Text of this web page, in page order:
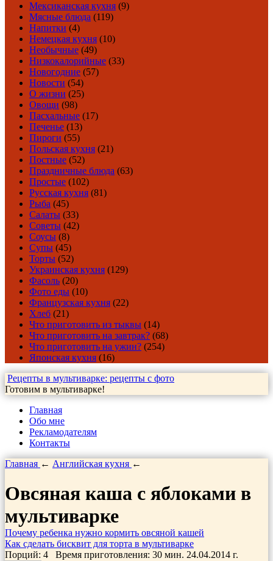
Мексиканская кухня (9)
Мясные блюда (119)
Напитки (4)
Немецкая кухня (10)
Необычные (49)
Низкокалорийные (33)
Новогодние (57)
Новости (54)
О жизни (25)
Овощи (98)
Пасхальные (17)
Печенье (13)
Пироги (55)
Польская кухня (21)
Постные (52)
Праздничные блюда (63)
Простые (102)
Русская кухня (81)
Рыба (45)
Салаты (33)
Советы (42)
Соусы (8)
Супы (45)
Торты (52)
Украинская кухня (129)
Фасоль (20)
Фото еды (10)
Французская кухня (22)
Хлеб (21)
Что приготовить из тыквы (14)
Что приготовить на завтрак? (68)
Что приготовить на ужин? (254)
Японская кухня (16)
Рецепты в мультиварке: рецепты с фото
Готовим в мультиварке!
Главная
Обо мне
Рекламодателям
Контакты
Главная ← Английская кухня ←
Овсяная каша с яблоками в
мультиварке
Почему ребенка нужно кормить овсяной кашей
Как сделать бисквит для торта в мультиварке
Порций: 4 Время приготовления: 30 мин. 24.04.2014 г.